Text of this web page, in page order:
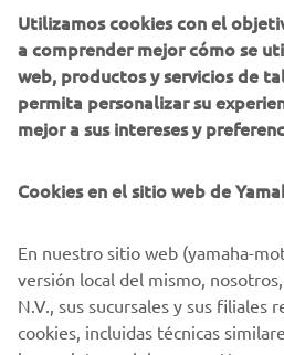
para ofrecer durabilidad,
estas embarcaciones destacan
duras. Los modelos de Zodiac
profesionales, desde
especiales, combinan materiales
estables y formatos adaptables a
vidas que dependen de ello.
Utilizamos cookies con el
a comprender mejor cómo se
web, productos y servicios de
permita personalizar su
mejor a sus intereses y
Cookies en el sitio web de
En nuestro sitio web (yamaha-
versión local del mismo,
N.V., sus sucursales y sus filiales
cookies, incluidas técnicas